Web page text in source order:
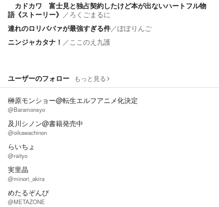
カドカワ 富士見と独占契約したけど本が出ないハートフル物
語《ストーリー》 ／ろくごまるに
連れのロリババァが最強すぎる件／ぽぽりんご
ニンジャカタナ！ ／ ここのえ九護
ユーザーのフォロー もっと見る
榊原モンショー@転生エルフアニメ化決定
@Baramonsyo
及川シノン@書籍発売中
@oikawachinon
らいちょ
@raityo
実里晶
@minori_akira
めたるぞんび
@METAZONE